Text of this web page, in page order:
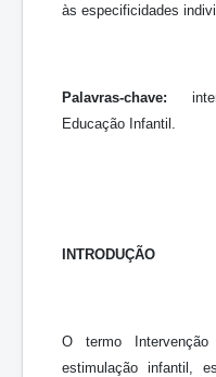
às especificidades
Palavras-chave:
Educação Infantil.
INTRODUÇÃO
O termo
estimulação infantil,